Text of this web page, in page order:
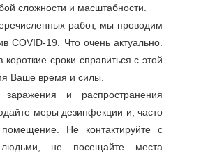
сложности и масштабности.
работ, мы проводим
COVID-19. Что очень актуально.
сроки справиться с этой
Ваше время и силы.
и распространения
меры дезинфекции и, часто
помещение. Не контактируйте с
не посещайте места